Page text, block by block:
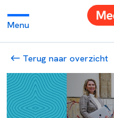
Menu
Terug naar overzicht